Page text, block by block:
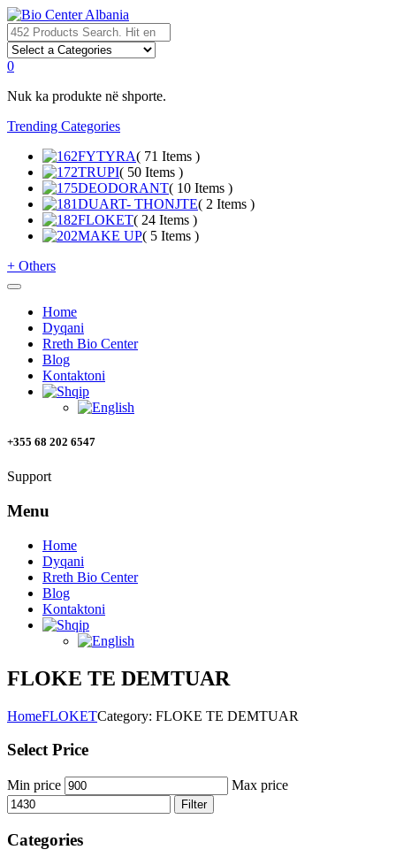
0
Nuk ka produkte në shporte.
Trending Categories
FYTYRA( 71 Items )
TRUPI( 50 Items )
DEODORANT( 10 Items )
DUART- THONJTE( 2 Items )
FLOKET( 24 Items )
MAKE UP( 5 Items )
+ Others
Home
Dyqani
Rreth Bio Center
Blog
Kontaktoni
+355 68 202 6547
Support
Menu
Home
Dyqani
Rreth Bio Center
Blog
Kontaktoni
FLOKE TE DEMTUAR
HomeFLOKETCategory: FLOKE TE DEMTUAR
Select Price
Min price Max price
Filter
Categories